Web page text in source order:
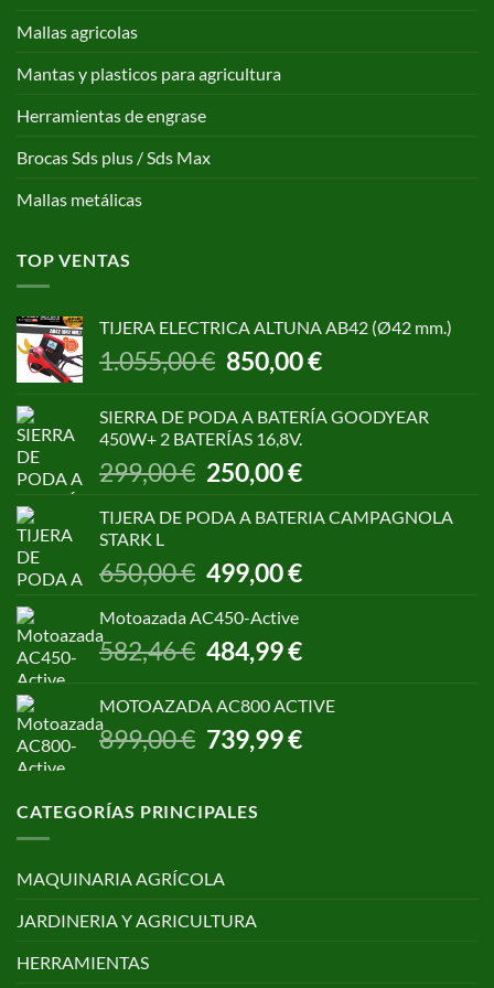
Mallas agricolas
Mantas y plasticos para agricultura
Herramientas de engrase
Brocas Sds plus / Sds Max
Mallas metálicas
TOP VENTAS
TIJERA ELECTRICA ALTUNA AB42 (Ø42 mm.)
1.055,00€ El
precio
era:
1.055,00 €.
850,00€El
es:
SIERRA DE PODA A BATERÍA GOODYEAR
450W+ 2 BATERÍAS 16,8V.
299,00€ El
precio
original
299,00 €.
250,00€El
actual
250,00 €.
TIJERA DE PODA A BATERIA CAMPAGNOLA
STARK L
650,00€
El
precio
original
650,00 €.
499,00€El
499,00 €.
Motoazada AC450-Active
582,46€
El
precio
era:
582,46 €.
484,99€El
es:
484,99 €.
MOTOAZADA AC800 ACTIVE
899,00€ El
precio
era:
739,99€El
CATEGORÍAS PRINCIPALES
MAQUINARIA AGRÍCOLA
JARDINERIA Y AGRICULTURA
HERRAMIENTAS